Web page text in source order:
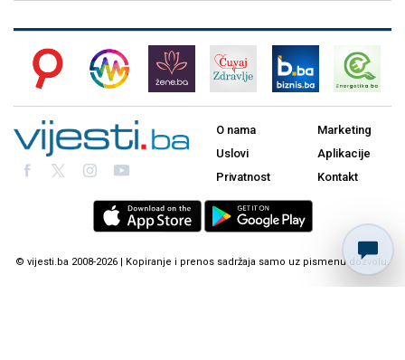
O nama
Uslovi
Privatnost
Marketing
Aplikacije
Kontakt
© vijesti.ba 2008-2026 | Kopiranje i prenos sadržaja samo uz pismenu dozvolu.